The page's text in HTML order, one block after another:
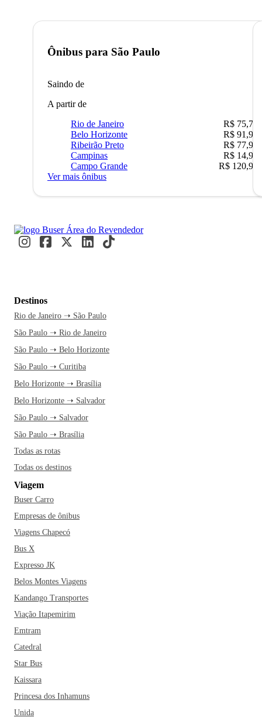
Ônibus para São Paulo
Saindo de
A partir de
Rio de Janeiro
R$ 75,77
Belo Horizonte
R$ 91,90
Ribeirão Preto
R$ 77,90
Campinas
R$ 14,90
Campo Grande
R$ 120,90
Ver mais ônibus
Destinos
Rio de Janeiro ➝ São Paulo
São Paulo ➝ Rio de Janeiro
São Paulo ➝ Belo Horizonte
São Paulo ➝ Curitiba
Belo Horizonte ➝ Brasília
Belo Horizonte ➝ Salvador
São Paulo ➝ Salvador
São Paulo ➝ Brasília
Todas as rotas
Todas os destinos
Viagem
Buser Carro
Empresas de ônibus
Viagens Chapecó
Bus X
Expresso JK
Belos Montes Viagens
Kandango Transportes
Viação Itapemirim
Emtram
Catedral
Star Bus
Kaissara
Princesa dos Inhamuns
Unida